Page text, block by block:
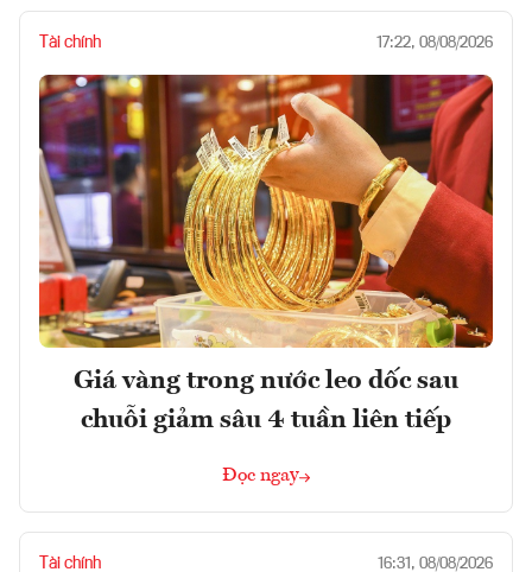
Tài chính 17:22, 08/08/2026
Giá vàng trong nước leo dốc sau
chuỗi giảm sâu 4 tuần liên tiếp
Đọc ngay
Tài chính 16:31, 08/08/2026